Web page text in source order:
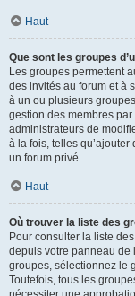
Haut
Que sont les groupes
Les groupes permettent
des invités au forum et à
à un ou plusieurs
gestion des membres
administrateurs de
à la fois, telles
un forum privé.
Haut
Où trouver la liste des
Pour consulter la liste
depuis votre panneau de
groupes, sélectionnez le
Toutefois, tous les